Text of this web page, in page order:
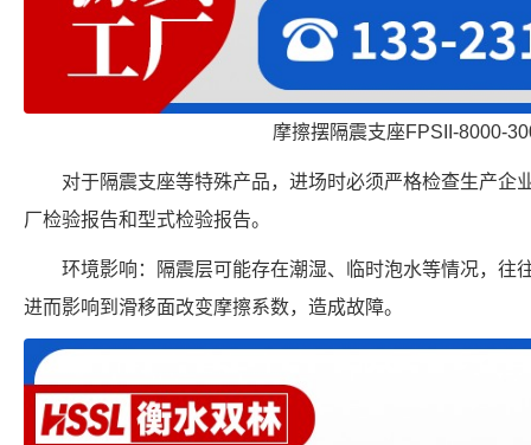
摩擦摆隔震支座FPSII-8000-
对于隔震支座等特殊产品，进场时必须严格检查生产企
厂检验报告和型式检验报告。
环境影响：隔震层可能存在潮湿、临时泡水等情况，往
进而影响到滑移面改变摩擦系数，造成故障。